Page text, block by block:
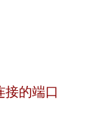
的端口